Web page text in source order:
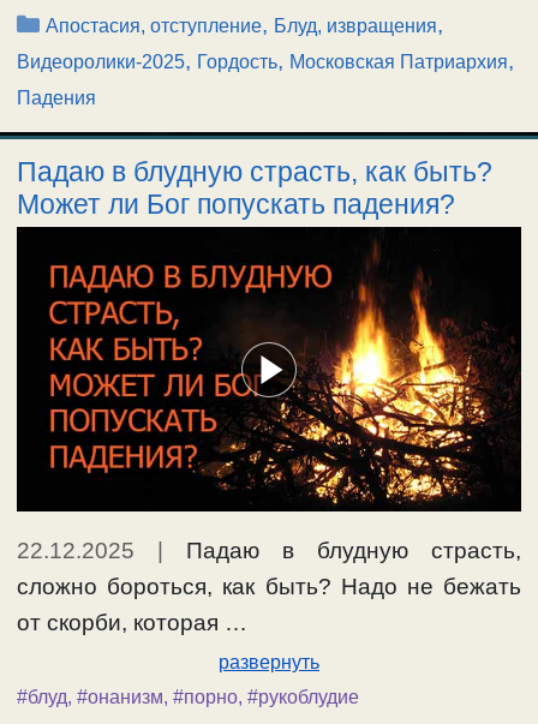
Рубрики
Апостасия, отступление, Блуд, извращения,
Видеоролики-2025, Гордость, Московская Патриархия,
Падения
Падаю в блудную страсть, как быть?
Может ли Бог попускать падения?
22.12.2025
Падаю в блудную страсть,
сложно бороться, как быть? Надо не бежать
от скорби, которая …
развернуть
#блуд, #онанизм, #порно, #рукоблудие